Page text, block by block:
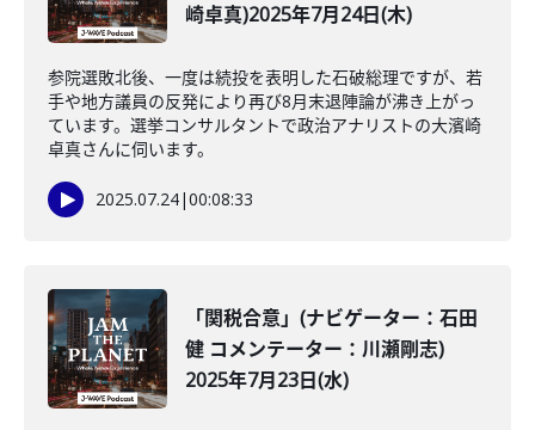
崎卓真)2025年7月24日(木)
参院選敗北後、一度は続投を表明した石破総理ですが、若
手や地方議員の反発により再び8月末退陣論が沸き上がっ
ています。選挙コンサルタントで政治アナリストの大濱崎
卓真さんに伺います。
2025.07.24|00:08:33
「関税合意」(ナビゲーター：石田
健 コメンテーター：川瀬剛志)
2025年7月23日(水)